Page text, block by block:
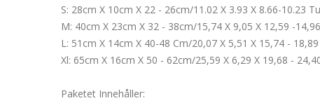
S: 28cm X 10cm X 22 - 26cm/11.02 X 3.93 X 8.66-10.23
M: 40cm X 23cm X 32 - 38cm/15,74 X 9,05 X 12,59 -
L: 51cm X 14cm X 40-48 Cm/20,07 X 5,51 X 15,74 -
Xl: 65cm X 16cm X 50 - 62cm/25,59 X 6,29 X 19,68 -
Paketet Innehåller: